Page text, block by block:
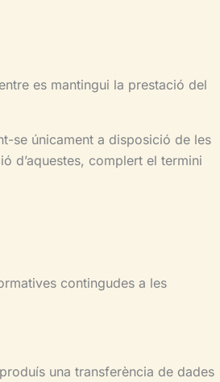
es mantingui la prestació del
se únicament a disposició de les
d’aquestes, complert el termini
contingudes a les
una transferència de dades